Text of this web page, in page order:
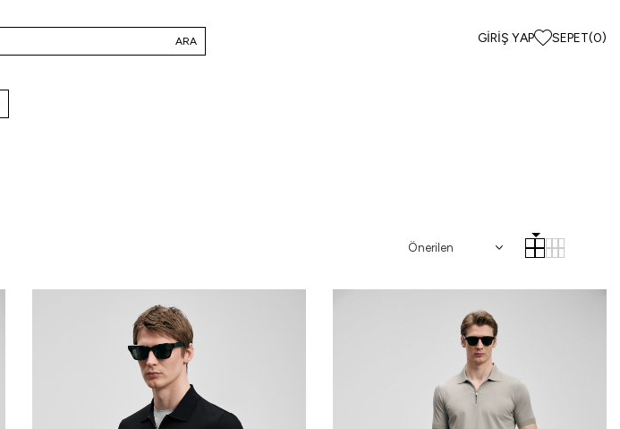
ARA GIRIŞ YAP SEPET(0)